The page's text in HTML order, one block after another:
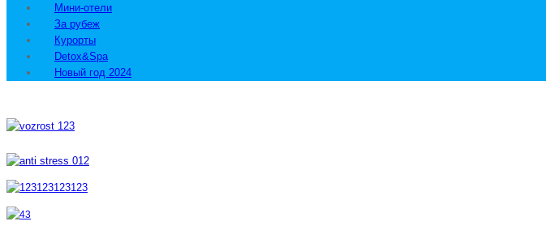
Мини-отели
За рубеж
Курорты
Detox&Spa
Новый год 2024